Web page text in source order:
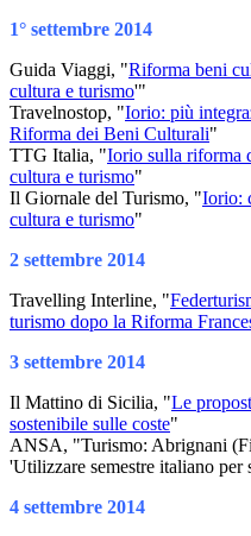
1° settembre 2014
Guida Viaggi, "Riforma beni
cultura e turismo'"
Travelnostop, "Iorio: più
Riforma dei Beni Culturali"
TTG Italia, "Iorio sulla riforma
cultura e turismo"
Il Giornale del Turismo, "Iorio:
cultura e turismo"
2 settembre 2014
Travelling Interline, "
turismo dopo la Riforma
3 settembre 2014
Il Mattino di Sicilia, "Le
sostenibile sulle coste"
ANSA, "Turismo: Abrignani
'Utilizzare semestre italiano
4 settembre 2014